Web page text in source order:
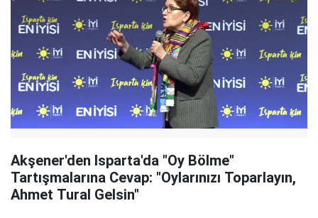
Akşener'den Isparta'da "Oy Bölme"
Tartışmalarına Cevap: "Oylarınızı Toparlayın,
Ahmet Tural Gelsin"